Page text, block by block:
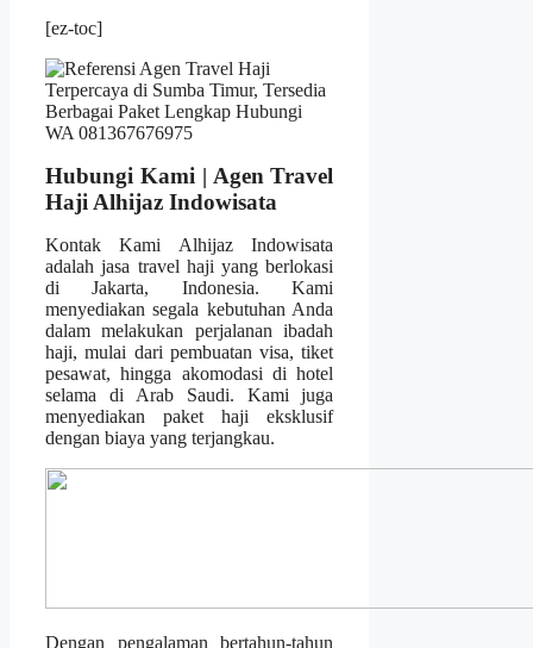
[ez-toc]
Hubungi Kami | Agen Travel
Haji Alhijaz Indowisata
Kontak Kami Alhijaz Indowisata
adalah jasa travel haji yang berlokasi
di Jakarta, Indonesia. Kami
menyediakan segala kebutuhan Anda
dalam melakukan perjalanan ibadah
haji, mulai dari pembuatan visa, tiket
pesawat, hingga akomodasi di hotel
selama di Arab Saudi. Kami juga
menyediakan paket haji eksklusif
dengan biaya yang terjangkau.
Dengan pengalaman bertahun-tahun